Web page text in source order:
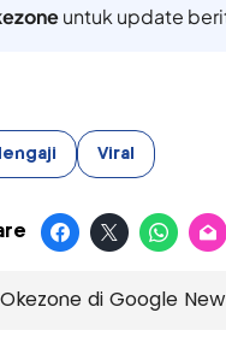
untuk update
Viral
di Google